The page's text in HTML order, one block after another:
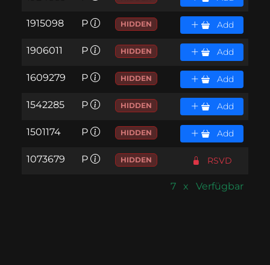
1915098 P HIDDEN Add
1906011 P HIDDEN Add
1609279 P HIDDEN Add
1542285 P HIDDEN Add
1501174 P HIDDEN Add
1073679 P HIDDEN RSVD
7 x Verfügbar